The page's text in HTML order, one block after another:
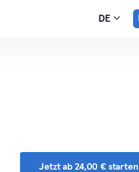
DE
Jetzt ab 24,00 € starten